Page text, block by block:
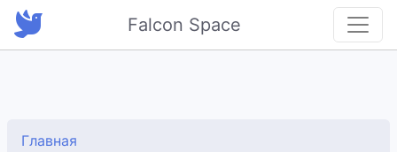
Falcon Space
Главная